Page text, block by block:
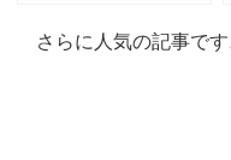
とめ
さらに人気の記事で